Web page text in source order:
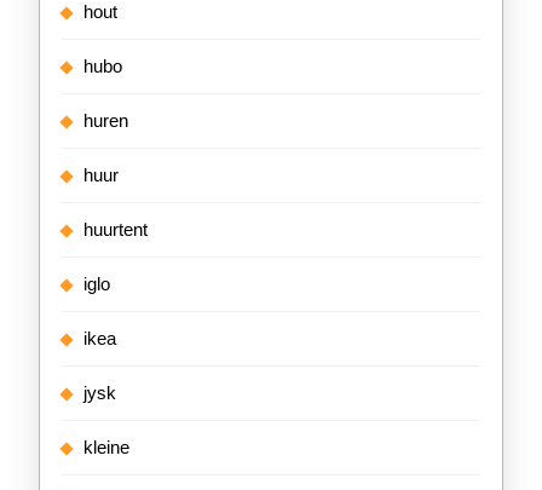
hout
hubo
huren
huur
huurtent
iglo
ikea
jysk
kleine